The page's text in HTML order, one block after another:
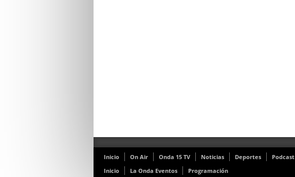
Inicio On Air Onda 15 TV Noticias Deportes Podcast
Inicio
La Onda Eventos Programación